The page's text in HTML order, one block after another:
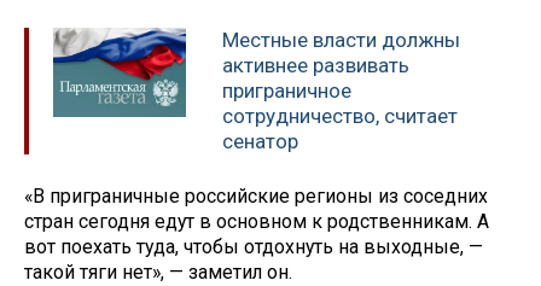
Местные власти должны
активнее развивать
приграничное
сотрудничество, считает
сенатор
«В приграничные российские регионы из соседних
стран сегодня едут в основном к родственникам. А
вот поехать туда, чтобы отдохнуть на выходные, —
такой тяги нет», — заметил он.